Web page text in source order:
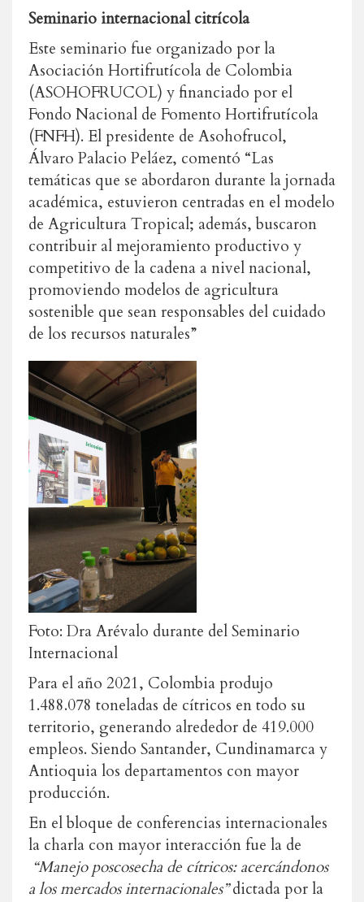
Seminario internacional citrícola
Este seminario fue organizado por la
Asociación Hortifrutícola de Colombia
(ASOHOFRUCOL) y financiado por el
Fondo Nacional de Fomento Hortifrutícola
(FNFH). El presidente de Asohofrucol,
Álvaro Palacio Peláez, comentó “Las
temáticas que se abordaron durante la jornada
académica, estuvieron centradas en el modelo
de Agricultura Tropical; además, buscaron
contribuir al mejoramiento productivo y
competitivo de la cadena a nivel nacional,
promoviendo modelos de agricultura
sostenible que sean responsables del cuidado
de los recursos naturales”
Foto: Dra Arévalo durante del Seminario
Internacional
Para el año 2021, Colombia produjo
1.488.078 toneladas de cítricos en todo su
territorio, generando alrededor de 419.000
empleos. Siendo Santander, Cundinamarca y
Antioquia los departamentos con mayor
producción.
En el bloque de conferencias internacionales
la charla con mayor interacción fue la de
“Manejo poscosecha de cítricos: acercándonos
a los mercados internacionales”dictada por la